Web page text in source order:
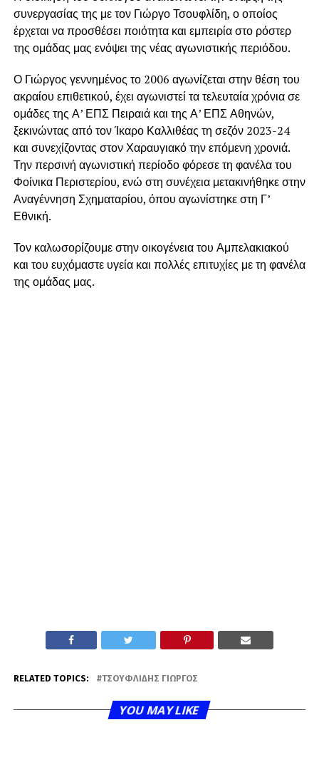
συνεργασίας της με τον Γιώργο Τσουφλίδη, ο οποίος
έρχεται να προσθέσει ποιότητα και εμπειρία στο ρόστερ
της ομάδας μας ενόψει της νέας αγωνιστικής περιόδου.
Ο Γιώργος γεννημένος το 2006 αγωνίζεται στην θέση του
ακραίου επιθετικού, έχει αγωνιστεί τα τελευταία χρόνια σε
ομάδες της Α’ ΕΠΣ Πειραιά και της Α’ ΕΠΣ Αθηνών,
ξεκινώντας από τον Ίκαρο Καλλιθέας τη σεζόν 2023-24
και συνεχίζοντας στον Χαραυγιακό την επόμενη χρονιά.
Την περσινή αγωνιστική περίοδο φόρεσε τη φανέλα του
Φοίνικα Περιστερίου, ενώ στη συνέχεια μετακινήθηκε στην
Αναγέννηση Σχηματαρίου, όπου αγωνίστηκε στη Γ’
Εθνική.
Τον καλωσορίζουμε στην οικογένεια του Αμπελακιακού
και του ευχόμαστε υγεία και πολλές επιτυχίες με τη φανέλα
της ομάδας μας.
RELATED TOPICS: ΤΣΟΥΦΛΊΔΗΣ ΓΙΏΡΓΟΣ
YOU MAY LIKE